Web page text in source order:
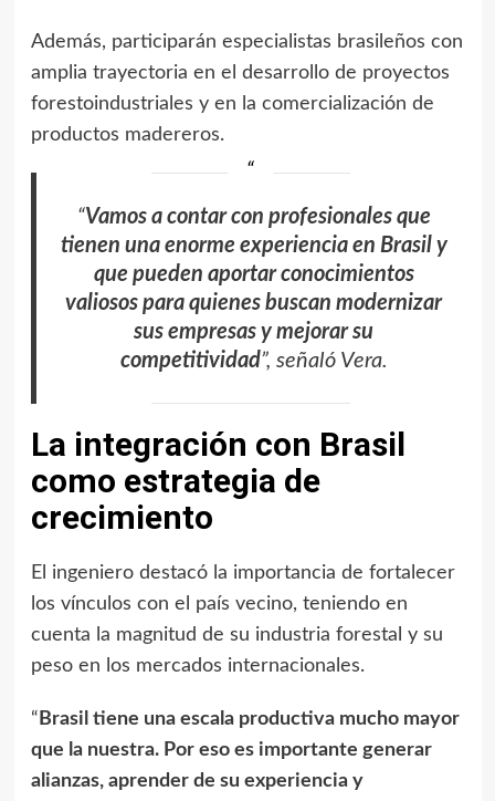
Además, participarán especialistas brasileños con
amplia trayectoria en el desarrollo de proyectos
forestoindustriales y en la comercialización de
productos madereros.
“Vamos a contar con profesionales que
tienen una enorme experiencia en Brasil y
que pueden aportar conocimientos
valiosos para quienes buscan modernizar
sus empresas y mejorar su
competitividad”, señaló Vera.
La integración con Brasil
como estrategia de
crecimiento
El ingeniero destacó la importancia de fortalecer
los vínculos con el país vecino, teniendo en
cuenta la magnitud de su industria forestal y su
peso en los mercados internacionales.
“ Brasil tiene una escala productiva mucho mayor
que la nuestra. Por eso es importante generar
alianzas, aprender de su experiencia y